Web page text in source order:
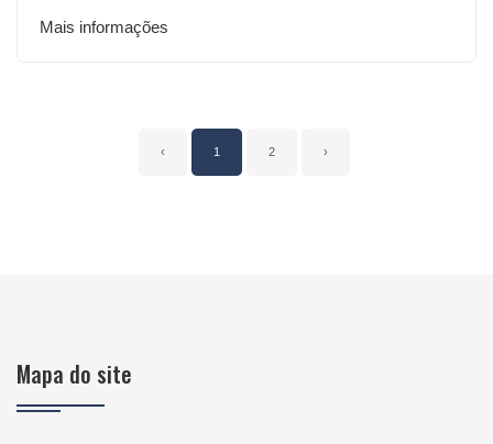
Mais informações
‹ 1 2 ›
Mapa do site